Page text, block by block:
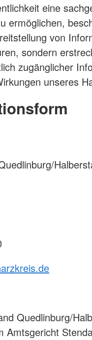
eine
ermöglichen,
von
sondern
zugänglicher
unseres
Quedlinburg/
Amtsgericht